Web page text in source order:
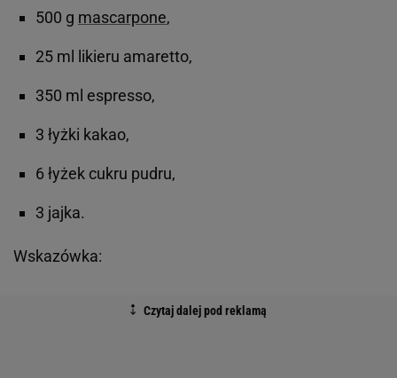
500 g mascarpone,
25 ml likieru amaretto,
350 ml espresso,
3 łyżki kakao,
6 łyżek cukru pudru,
3 jajka.
Wskazówka: